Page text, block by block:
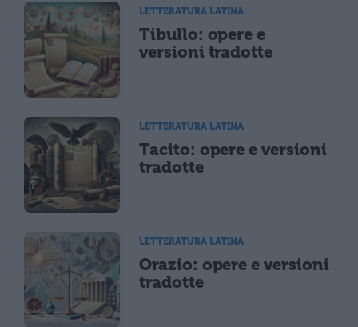
LETTERATURA LATINA
Tibullo: opere e
versioni tradotte
LETTERATURA LATINA
Tacito: opere e versioni
tradotte
LETTERATURA LATINA
Orazio: opere e versioni
tradotte